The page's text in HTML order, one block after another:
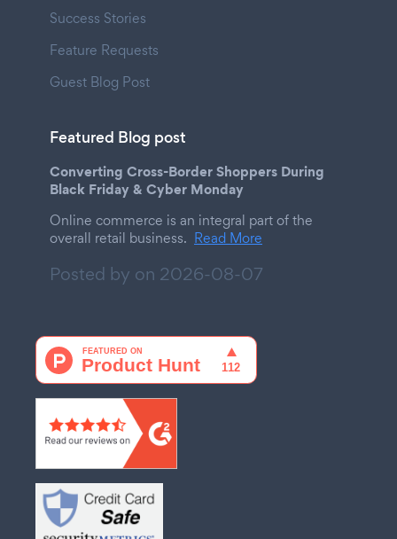
Success Stories
Feature Requests
Guest Blog Post
Featured Blog post
Converting Cross-Border Shoppers During
Black Friday & Cyber Monday
Online commerce is an integral part of the
overall retail business. Read More
Posted by on 2026-08-07